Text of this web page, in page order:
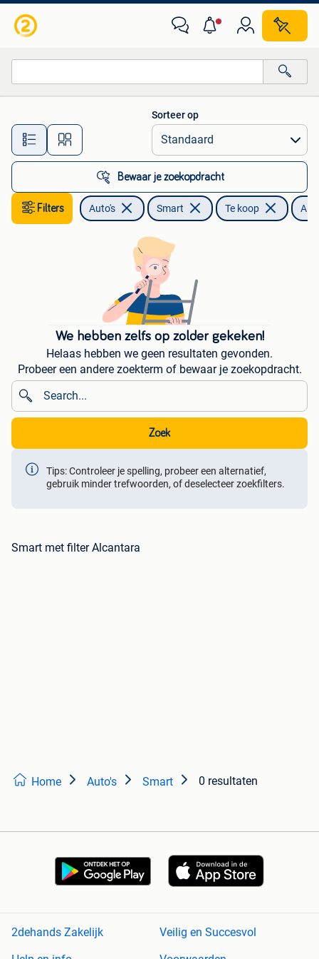
Alle afstanden…
Sorteer op
Bewaar je zoekopdracht
Filters Auto's Smart Te koop
We hebben zelfs op zolder gekeken!
Helaas hebben we geen resultaten gevonden.
Probeer een andere zoekterm of bewaar je zoekopdracht.
Zoek
Tips: Controleer je spelling, probeer een alternatief,
gebruik minder trefwoorden, of deselecteer zoekfilters.
Smart met filter Alcantara
Home Auto's Smart 0 resultaten
2dehands Zakelijk
Veilig en Succesvol